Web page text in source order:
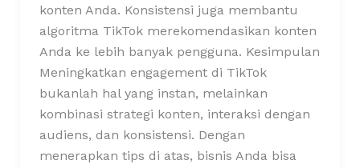
konten Anda. Konsistensi juga membantu
algoritma TikTok merekomendasikan konten
Anda ke lebih banyak pengguna. Kesimpulan
Meningkatkan engagement di TikTok
bukanlah hal yang instan, melainkan
kombinasi strategi konten, interaksi dengan
audiens, dan konsistensi. Dengan
menerapkan tips di atas, bisnis Anda bisa